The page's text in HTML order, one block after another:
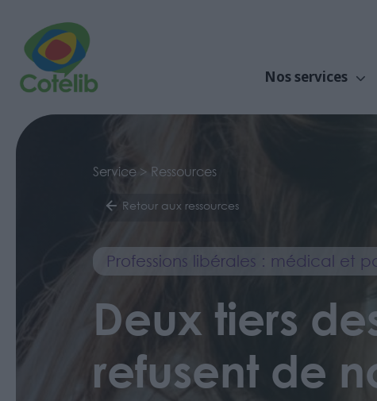
Nos services
Service > Ressources
Retour aux ressources
Professions libérales : médical et
Deux tiers
refusent de